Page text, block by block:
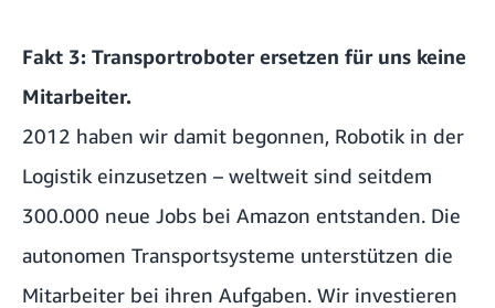
Fakt 3: Transportroboter ersetzen für uns keine
Mitarbeiter.
2012 haben wir damit begonnen, Robotik in der
Logistik einzusetzen – weltweit sind seitdem
300.000 neue Jobs bei Amazon entstanden. Die
autonomen Transportsysteme unterstützen die
Mitarbeiter bei ihren Aufgaben. Wir investieren